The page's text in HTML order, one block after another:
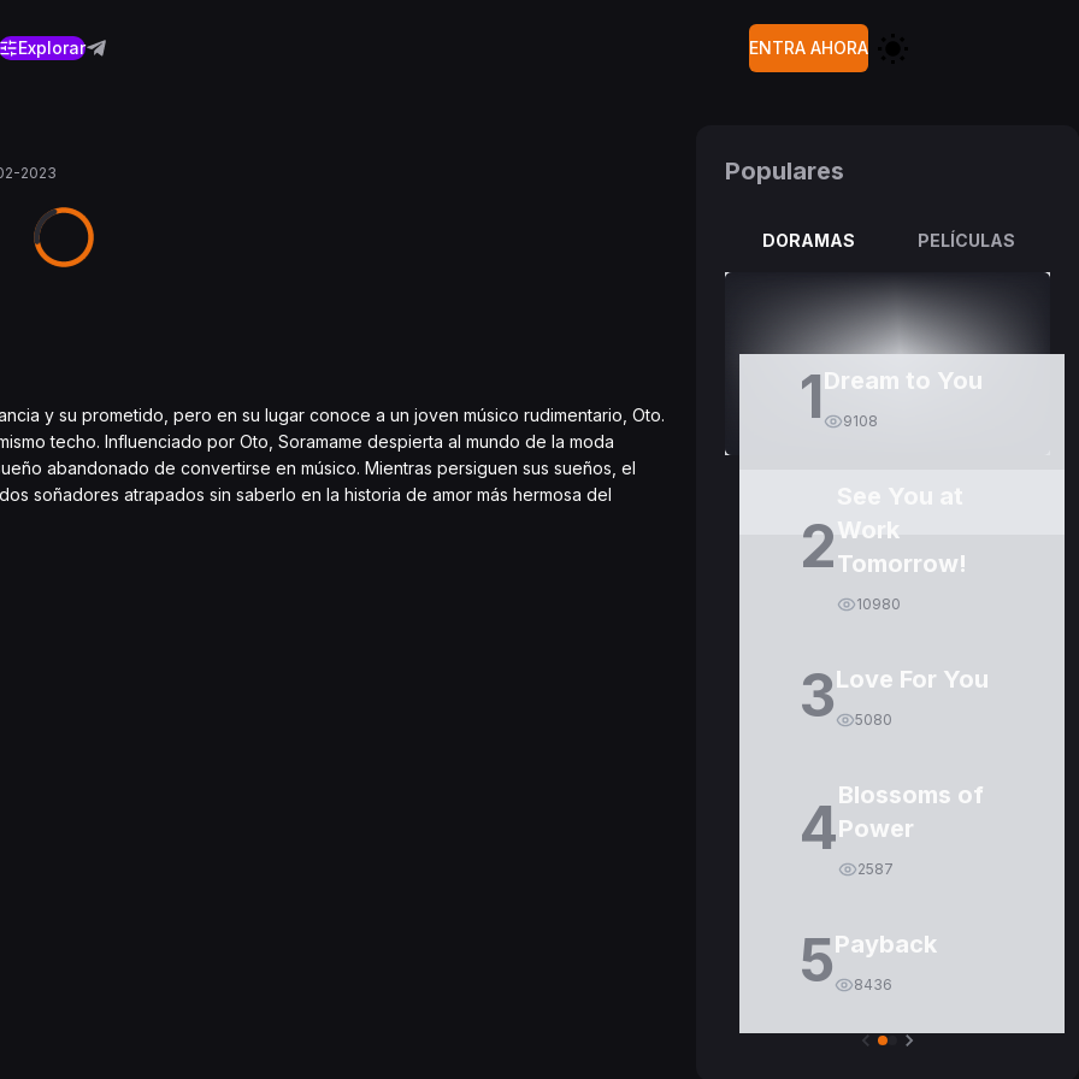
Explorar ENTRA AHORA
2023
y su prometido, pero en su lugar conoce a un joven músico rudimentario, Oto.
techo. Influenciado por Oto, Soramame despierta al mundo de la moda
abandonado de convertirse en músico. Mientras persiguen sus sueños, el
soñadores atrapados sin saberlo en la historia de amor más hermosa del
Populares
DORAMAS PELÍCULAS
1Dream to You
9108
2Work
Tomorrow!
10980
3Love For You
5080
4Blossoms of
Power
2587
5Payback
8436